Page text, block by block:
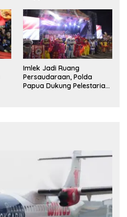
Duta Besar
Imlek Jadi Ruang
Persaudaraan, Polda
Papua Dukung Pelestarian